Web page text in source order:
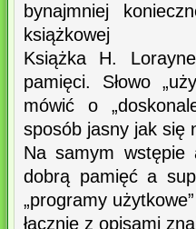
bynajmniej
książkowej
Książka H.
pamięci. Słowo
mówić o
sposób jasny jak się
Na samym wstępie
dobrą pamięć a
„programy
łącznie z opisami